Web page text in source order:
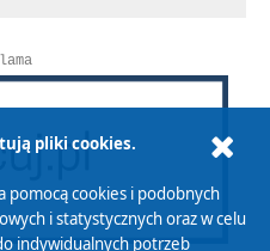
pliki cookies.
pomocą cookies i podobnych
i statystycznych oraz w celu
indywidualnych potrzeb